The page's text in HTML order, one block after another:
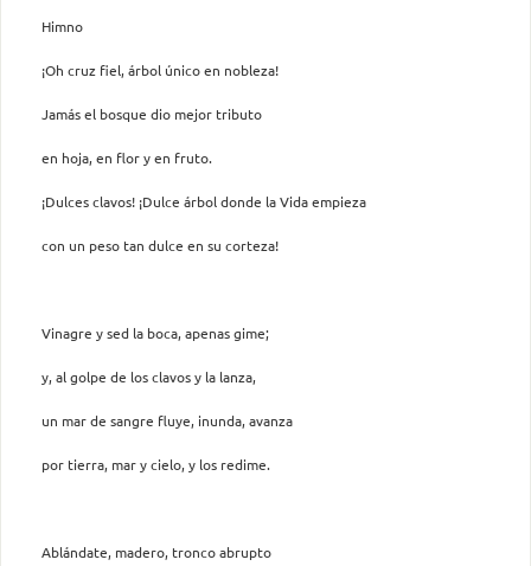
Himno
¡Oh cruz fiel, árbol único en nobleza!
Jamás el bosque dio mejor tributo
en hoja, en flor y en fruto.
¡Dulces clavos! ¡Dulce árbol donde la Vida empieza
con un peso tan dulce en su corteza!
Vinagre y sed la boca, apenas gime;
y, al golpe de los clavos y la lanza,
un mar de sangre fluye, inunda, avanza
por tierra, mar y cielo, y los redime.
Ablándate, madero, tronco abrupto